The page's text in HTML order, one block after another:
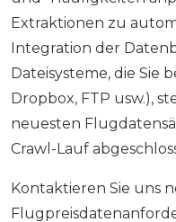
Extraktionen zu
Integration der
Dateisysteme, die Sie
Dropbox, FTP usw.),
neuesten
Crawl-Lauf
Kontaktieren Sie uns